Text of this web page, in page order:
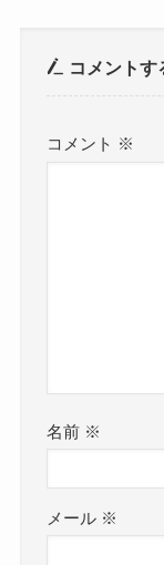
コメントす
コメント ※
名前 ※
メール ※